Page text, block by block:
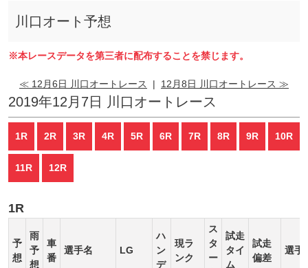
川口オート予想
※本レースデータを第三者に配布することを禁じます。
≪ 12月6日 川口オートレース | 12月8日 川口オートレース ≫
2019年12月7日 川口オートレース
1R 2R 3R 4R 5R 6R 7R 8R 9R 10R
11R 12R
1R
予
想
雨
予
想
車
番
選手名 LG
ハ
ン
デ
現ラ
ンク
ス
タ
ー
試走
タイ
ム
試走
偏差
選手